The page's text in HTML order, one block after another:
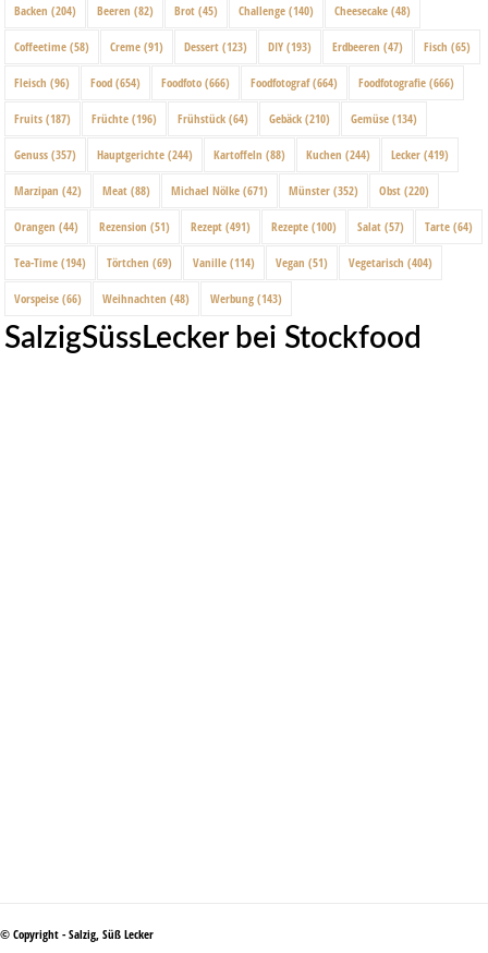
Backen (204) Beeren (82) Brot (45) Challenge (140) Cheesecake (48)
Coffeetime (58) Creme (91) Dessert (123) DIY (193) Erdbeeren (47) Fisch (65)
Fleisch (96) Food (654) Foodfoto (666) Foodfotograf(664) Foodfotografie (666)
Fruits (187) Früchte (196) Frühstück (64) Gebäck (210) Gemüse (134)
Genuss (357) Hauptgerichte (244) Kartoffeln (88) Kuchen (244) Lecker (419)
Marzipan (42) Meat (88) Michael Nölke (671) Münster (352) Obst (220)
Orangen (44) Rezension (51) Rezept (491) Rezepte (100) Salat (57) Tarte (64)
Tea-Time (194) Törtchen (69) Vanille (114) Vegan (51) Vegetarisch (404)
Vorspeise (66) Weihnachten (48) Werbung (143)
SalzigSüssLecker bei Stockfood
© Copyright - Salzig, Süß Lecker